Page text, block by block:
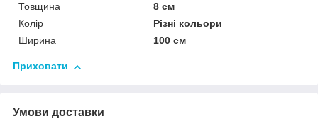
Товщина
8 см
Колір
Різні кольори
Ширина
100 см
Приховати
Умови доставки